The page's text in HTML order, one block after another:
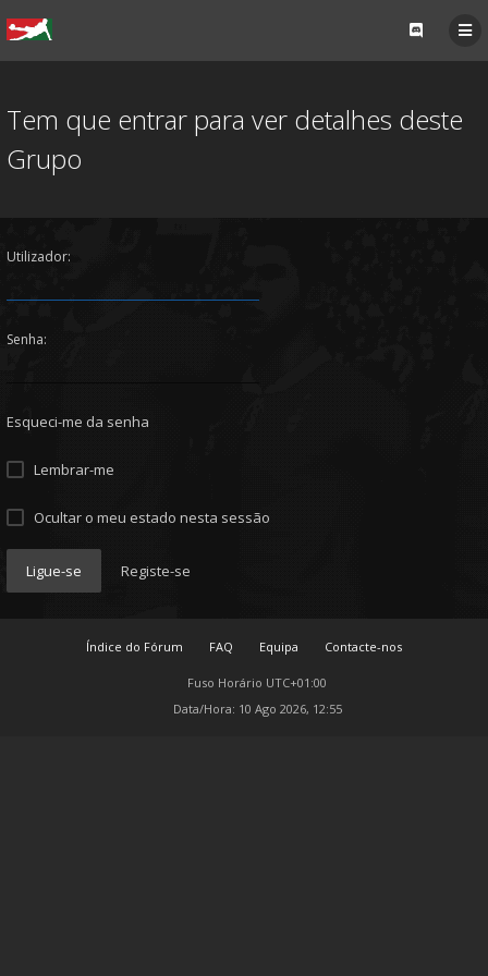
Tem que entrar para ver detalhes deste
Grupo
Utilizador:
Senha:
Esqueci-me da senha
Lembrar-me
Ocultar o meu estado nesta sessão
Ligue-se Registe-se
Índice do Fórum FAQ Equipa Contacte-nos
Fuso Horário UTC+01:00
Data/Hora: 10 Ago 2026, 12:55